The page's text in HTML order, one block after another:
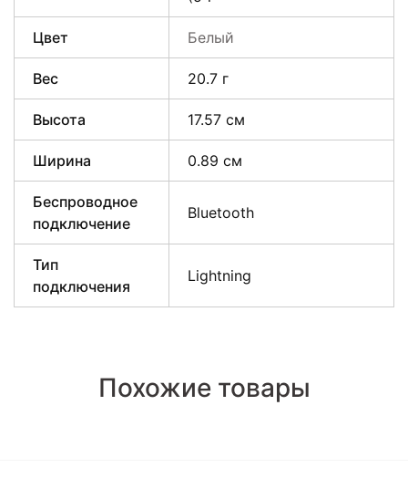
Цвет Белый
Вес 20.7 г
Высота 17.57 см
Ширина 0.89 см
Беспроводное
подключение
Bluetooth
Тип
подключения
Lightning
Похожие товары